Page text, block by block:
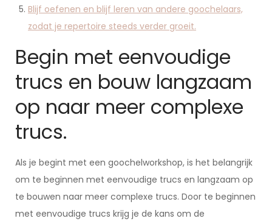
Blijf oefenen en blijf leren van andere goochelaars,
zodat je repertoire steeds verder groeit.
Begin met eenvoudige
trucs en bouw langzaam
op naar meer complexe
trucs.
Als je begint met een goochelworkshop, is het belangrijk
om te beginnen met eenvoudige trucs en langzaam op
te bouwen naar meer complexe trucs. Door te beginnen
met eenvoudige trucs krijg je de kans om de